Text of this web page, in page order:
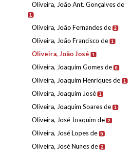
Oliveira, João Ant. Gonçalves de
1
Oliveira, João Fernandes de 2
Oliveira, João Francisco de 1
Oliveira, João José 1
Oliveira, Joaquim Gomes de 6
Oliveira, Joaquim Henriques de 1
Oliveira, Joaquim José 1
Oliveira, Joaquim Soares de 1
Oliveira, José Joaquim de 2
Oliveira, José Lopes de 5
Oliveira, José Nunes de 2